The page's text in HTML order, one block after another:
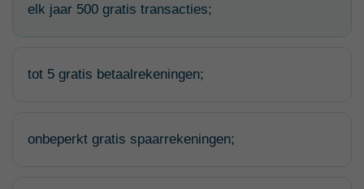
elk jaar 500 gratis transacties;
tot 5 gratis betaalrekeningen;
onbeperkt gratis spaarrekeningen;